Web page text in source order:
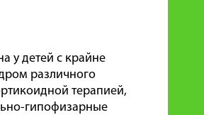
у детей с крайне
различного
терапией,
гипофизарные